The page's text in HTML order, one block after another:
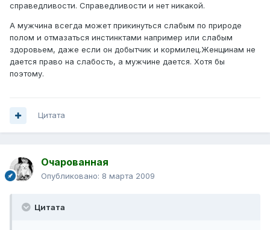
справедливости. Справедливости и нет никакой.
А мужчина всегда может прикинуться слабым по природе
полом и отмазаться инстинктами например или слабым
здоровьем, даже если он добытчик и кормилец.Женщинам не
дается право на слабость, а мужчине дается. Хотя бы
поэтому.
Цитата
Очарованная
Опубликовано: 8 марта 2009
Цитата